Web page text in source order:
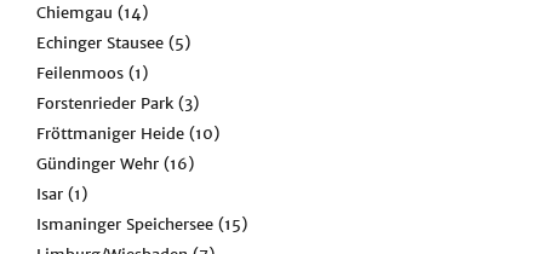
Chiemgau (14)
Echinger Stausee (5)
Feilenmoos (1)
Forstenrieder Park (3)
Fröttmaniger Heide (10)
Gündinger Wehr (16)
Isar (1)
Ismaninger Speichersee (15)